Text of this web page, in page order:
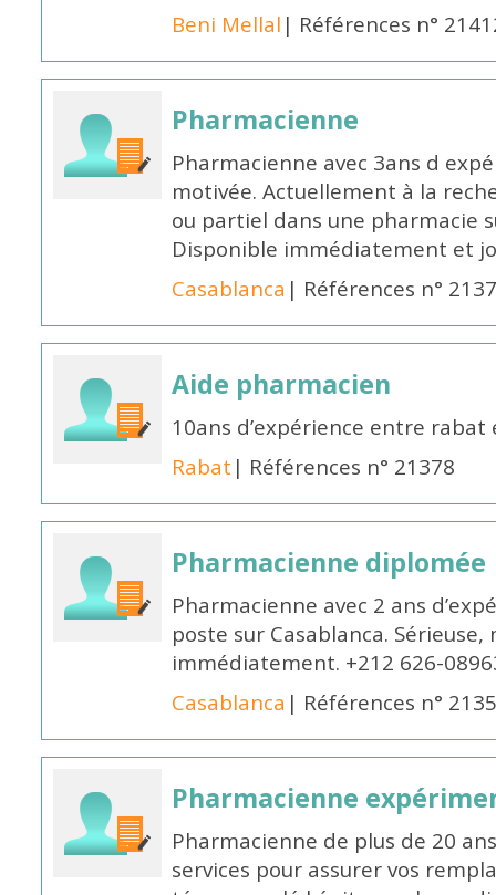
Beni Mellal | Références n°
Pharmacienne
Pharmacienne avec 3ans d
motivée. Actuellement à la
ou partiel dans une pharmacie
Disponible immédiatement et
Casablanca | Références n°
Aide pharmacien
10ans d’expérience entre
Rabat | Références n° 21378
Pharmacienne diplomée
Pharmacienne avec 2 ans
poste sur Casablanca.
immédiatement. +212 626-
Casablanca | Références n°
Pharmacienne
Pharmacienne de plus de 20
services pour assurer vos